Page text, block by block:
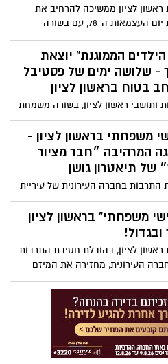
ראשון לציון ממשיכה להרחיב את
חגיגות יום העצמאות ה-78, עם בשורה
משמחת במיוחד: בנוסף ל-20 הבמות
ברחבי השכונות, נוספה במה
חדשה בגן המושבה - שתארח שורה
מובילים
הילדים הממוגנת” יוצאת
- שלושה ימים של פסטיבל
בטוח בראשון לציון
ותושבי ראשון לציון, בשורה משמחת
מורכבים: עיריית ראשון לציון משיקה
ייחודית – “עיר הילדים הממוגנת”,
מיוחד שיאפשר לילדות, לילדים ולבני
ליהנות מהפוגה אמיתית – במתחם מוגן
גם בזמן אזעקות.
משפחתי בראשון לציון -
המרהיבה ״חבר מציור
של תיאטרון גושן
התרבות בחברה העירונית של עיריית
לציון מזמינה את תושבי העיר לאירוע
סדרת ״שלישי משפחתי״,
בשבועות האחרונים למוקד בילוי
משפחתי" בראשון לציון
ובגדול!
ראשון לציון, בהובלת חטיבת התרבות
העירונית, מחזירה את המיזם
האהוב "שלישי משפחתי". החל מיום
השעות 19:00-17:00, יתקיימו בבניין העירייה
לכל המשפחה - ללא כל עלות.